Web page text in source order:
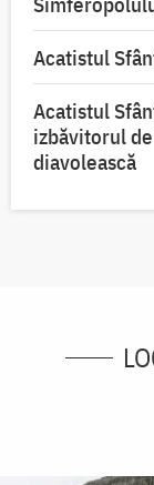
Acatistul
Acatistul
izbăvitorul
diavolească